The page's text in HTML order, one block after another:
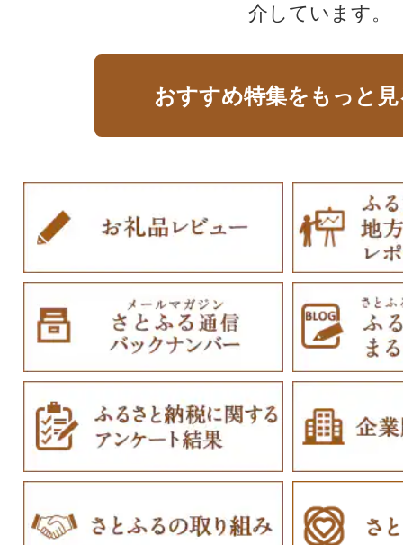
介しています。
おすすめ特集をもっと